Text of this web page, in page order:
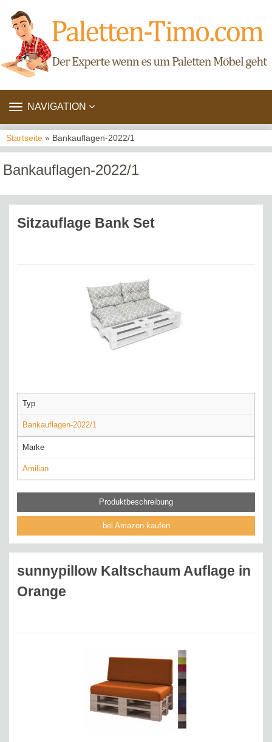
TOGGLE
NAVIGATION
Startseite » Bankauflagen-2022/1
Bankauflagen-2022/1
Sitzauflage Bank Set
Typ
Bankauflagen-2022/1
Marke
Amilian
Produktbeschreibung
bei Amazon kaufen
sunnypillow Kaltschaum Auflage in
Orange